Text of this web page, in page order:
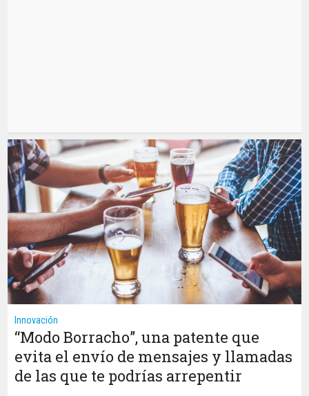
Innovación
“Modo Borracho”, una patente que
evita el envío de mensajes y llamadas
de las que te podrías arrepentir